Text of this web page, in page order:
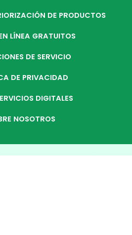
DE PRODUCTOS
LÍNEA GRATUITOS
DE SERVICIO
DE PRIVACIDAD
DIGITALES
NOSOTROS